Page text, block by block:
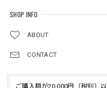
SHOP INFO
ABOUT
CONTACT
ご購入額が20,000円（税別）